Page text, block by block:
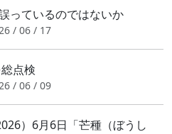
っているのではないか
/ 06 / 17
点検
/ 06 / 09
）6月6日「芒種（ぼうし